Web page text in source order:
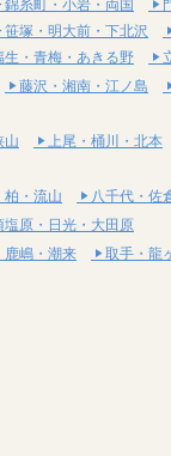
錦糸町・小岩・両国
笹塚・明大前・下北沢
生・青梅・あきる野
藤沢・湘南・江ノ島
山 上尾・桶川・北本
柏・流山 八千代・佐
塩原・日光・大田原
鹿嶋・潮来 取手・龍